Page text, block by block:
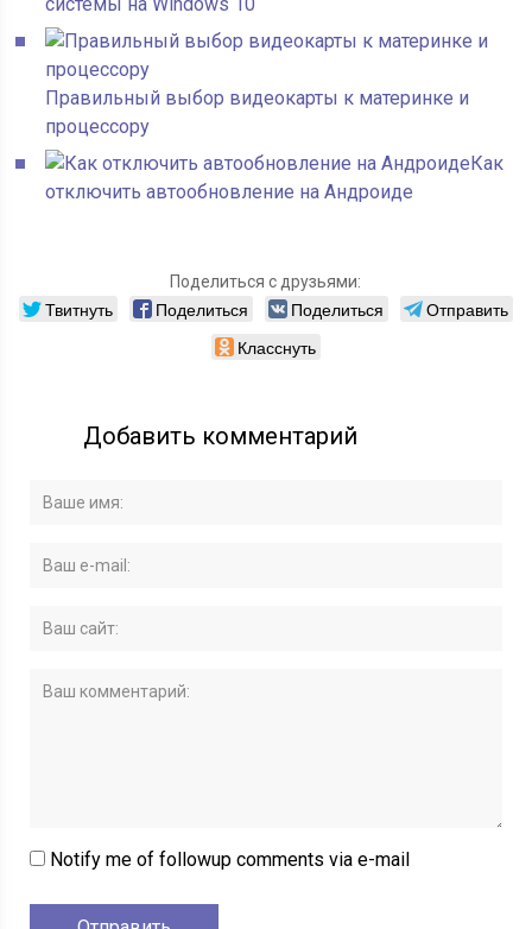
Правильный выбор видеокарты к материнке и
процессору
Как
отключить автообновление на Андроиде
Поделиться с друзьями:
Твитнуть Поделиться Поделиться
Отправить
Класснуть
Добавить комментарий
Notify me of followup comments via e-mail